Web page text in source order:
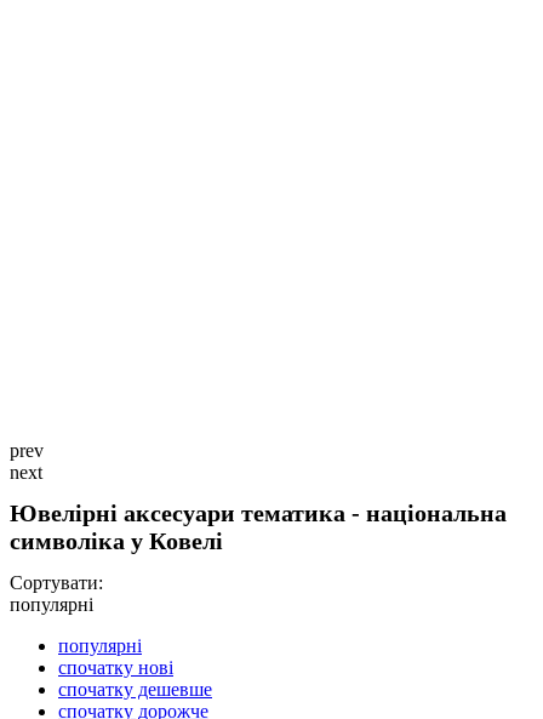
prev
next
Ювелірні аксесуари тематика - національна
символіка у Ковелі
Сортувати:
популярні
популярні
спочатку нові
спочатку дешевше
спочатку дорожче